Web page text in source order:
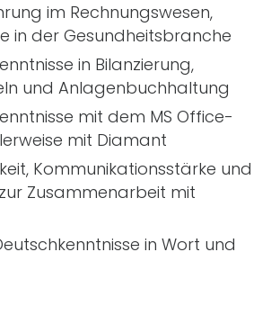
im Rechnungswesen,
in der Gesundheitsbranche
in Bilanzierung,
und Anlagenbuchhaltung
mit dem MS Office-
mit Diamant
Kommunikationsstärke und
Zusammenarbeit mit
in Wort und